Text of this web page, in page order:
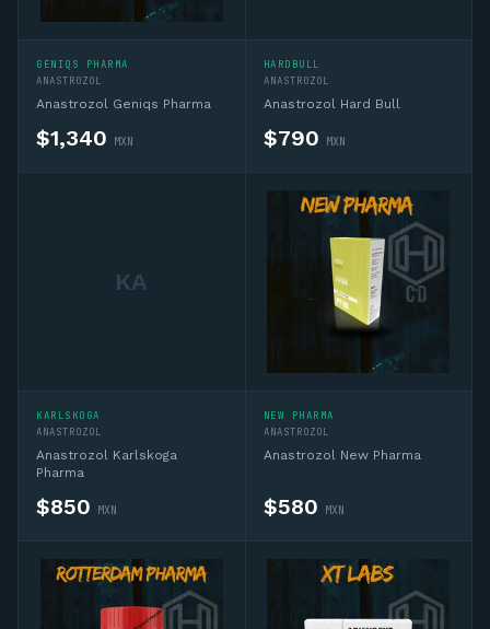
GENIQS PHARMA
ANASTROZOL
Anastrozol Geniqs Pharma
$1,340 MXN
HARDBULL
ANASTROZOL
Anastrozol Hard Bull
$790 MXN
KA
KARLSKOGA
ANASTROZOL
Anastrozol Karlskoga
Pharma
$850 MXN
NEW PHARMA
ANASTROZOL
Anastrozol New Pharma
$580 MXN